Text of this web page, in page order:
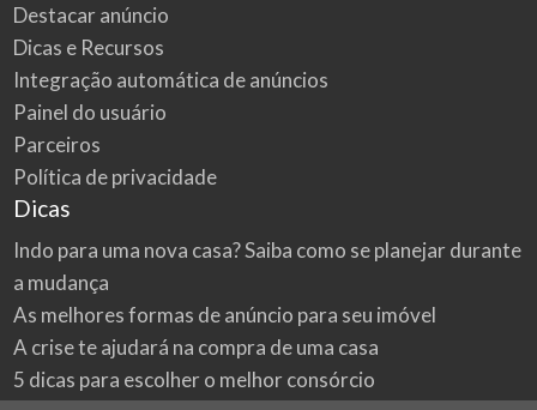
Destacar anúncio
Dicas e Recursos
Integração automática de anúncios
Painel do usuário
Parceiros
Política de privacidade
Dicas
Indo para uma nova casa? Saiba como se planejar durante
a mudança
As melhores formas de anúncio para seu imóvel
A crise te ajudará na compra de uma casa
5 dicas para escolher o melhor consórcio